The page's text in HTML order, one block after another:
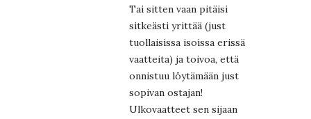
Tai sitten vaan pitäisi
sitkeästi yrittää (just
tuollaisissa isoissa erissä
vaatteita) ja toivoa, että
onnistuu löytämään just
sopivan ostajan!
Ulkovaatteet sen sijaan